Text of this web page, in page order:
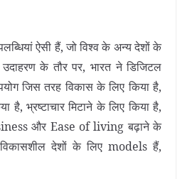
ऐसी हैं, जो विश्व के अन्य देशों के
के तौर पर, भारत ने डिजिटल
जिस तरह विकास के लिए किया है,
भ्रष्टाचार मिटाने के लिए किया है,
और Ease of living बढ़ाने के
देशों के लिए models हैं,